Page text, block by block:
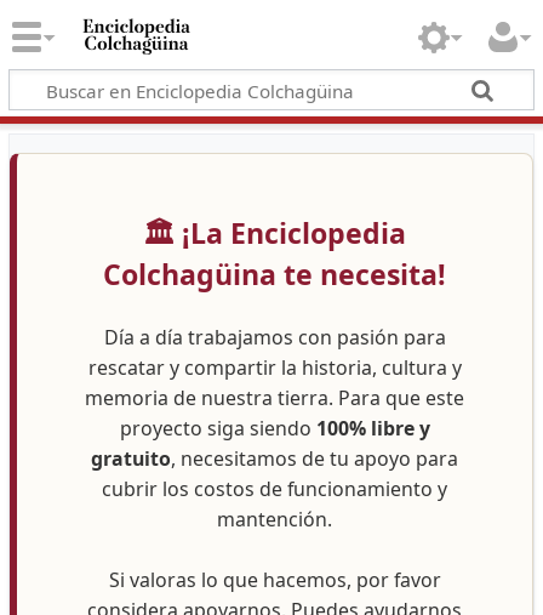
🏛️ ¡La Enciclopedia
Colchagüina te necesita!
Día a día trabajamos con pasión para
rescatar y compartir la historia, cultura y
memoria de nuestra tierra. Para que este
proyecto siga siendo 100% libre y
gratuito, necesitamos de tu apoyo para
cubrir los costos de funcionamiento y
mantención.
Si valoras lo que hacemos, por favor